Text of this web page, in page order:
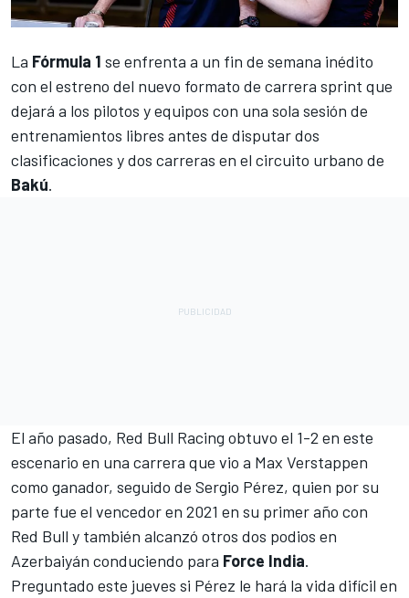
La Fórmula 1 se enfrenta a un fin de semana inédito
con el estreno del nuevo formato de carrera sprint que
dejará a los pilotos y equipos con una sola sesión de
entrenamientos libres antes de disputar dos
clasificaciones y dos carreras en el circuito urbano de
Bakú.
El año pasado, Red Bull Racing obtuvo el 1-2 en este
escenario en una carrera que vio a Max Verstappen
como ganador, seguido de Sergio Pérez, quien por su
parte fue el vencedor en 2021 en su primer año con
Red Bull y también alcanzó otros dos podios en
Azerbaiyán conduciendo para Force India.
Preguntado este jueves si Pérez le hará la vida difícil en